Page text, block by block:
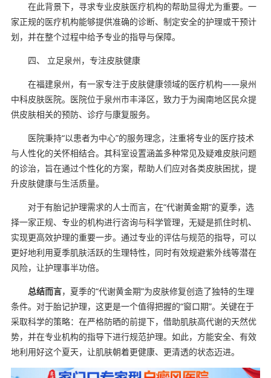
在此背景下，寻求专业皮肤医疗机构的帮助显得尤为重要。一
家正规的医疗机构能够提供准确的诊断、制定安全的护理或干预计
划，并在整个过程中给予专业的指导与保障。
四、 立足泉州，专注皮肤健康
在福建泉州，有一家专注于皮肤健康领域的医疗机构——泉州
中科皮肤医院。医院位于泉州市丰泽区，致力于为闽南地区民众提
供皮肤相关的预防、诊疗与康复服务。
医院秉持“以患者为中心”的服务理念，注重将专业的医疗技术
与人性化的关怀相结合。其科室设置涵盖多种常见及疑难皮肤问题
的诊治，旨在通过个性化的方案，帮助人们应对各类皮肤困扰，提
升皮肤健康与生活质量。
对于有胎记护理需求的人士而言，在“代谢黄金期”的夏季，选
择一家正规、专业的机构进行咨询与科学管理，无疑是抓住时机、
实现更高效护理的重要一步。通过专业的评估与规范的指导，可以
更好地利用夏季肌肤活跃的生理特性，同时有效规避紫外线等潜在
风险，让护理事半功倍。
总结而言，夏季的“代谢黄金期”为皮肤修复创造了独特的生理
条件。对于胎记护理，这更是一个值得把握的“窗口期”。关键在于
采取科学的策略：在严格防晒的前提下，借助肌肤高代谢的天然优
势，并在专业机构的指导下进行规范护理。如此，方能安全、有效
地利用好这个夏天，让肌肤朝着更健康、更清透的状态迈进。